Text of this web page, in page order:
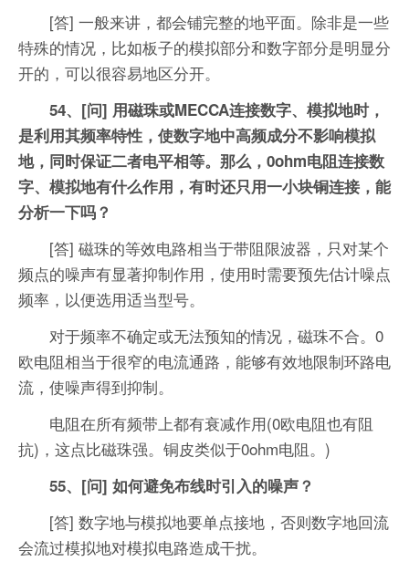
[答] 一般来讲，都会铺完整的地平面。除非是一些
特殊的情况，比如板子的模拟部分和数字部分是明显分
开的，可以很容易地区分开。
54、[问] 用磁珠或MECCA连接数字、模拟地时，
是利用其频率特性，使数字地中高频成分不影响模拟
地，同时保证二者电平相等。那么，0ohm电阻连接数
字、模拟地有什么作用，有时还只用一小块铜连接，能
分析一下吗？
[答] 磁珠的等效电路相当于带阻限波器，只对某个
频点的噪声有显著抑制作用，使用时需要预先估计噪点
频率，以便选用适当型号。
对于频率不确定或无法预知的情况，磁珠不合。0
欧电阻相当于很窄的电流通路，能够有效地限制环路电
流，使噪声得到抑制。
电阻在所有频带上都有衰减作用(0欧电阻也有阻
抗)，这点比磁珠强。铜皮类似于0ohm电阻。)
55、[问] 如何避免布线时引入的噪声？
[答] 数字地与模拟地要单点接地，否则数字地回流
会流过模拟地对模拟电路造成干扰。